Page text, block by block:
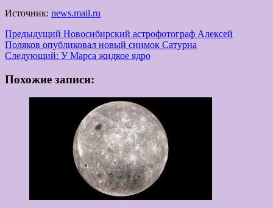
Источник: news.mail.ru
Навигация
записи
Предыдущий Новосибирский астрофотограф Алексей
Поляков опубликовал новый снимок Сатурна
Следующий: У Марса жидкое ядро
Похожие записи: